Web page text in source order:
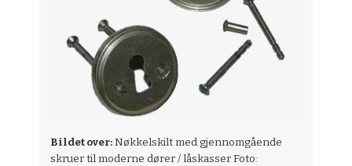
Bildet over:Nøkkelskilt med gjennomgående
skruer til moderne dører / låskasser Foto: